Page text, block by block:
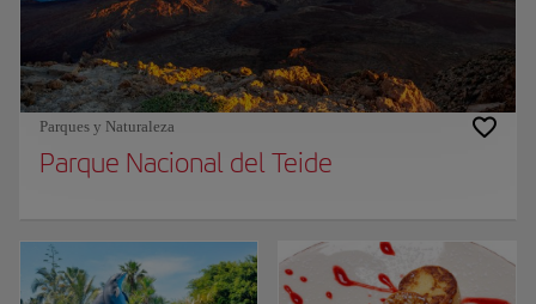
Parques y Naturaleza
Parque Nacional del Teide